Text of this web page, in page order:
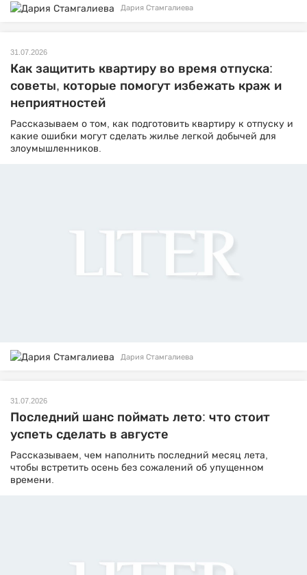
Дария Стамгалиева
31.07.2026
Как защитить квартиру во время отпуска:
советы, которые помогут избежать краж и
неприятностей
Рассказываем о том, как подготовить квартиру к отпуску и
какие ошибки могут сделать жилье легкой добычей для
злоумышленников.
Дария Стамгалиева
31.07.2026
Последний шанс поймать лето: что стоит
успеть сделать в августе
Рассказываем, чем наполнить последний месяц лета,
чтобы встретить осень без сожалений об упущенном
времени.